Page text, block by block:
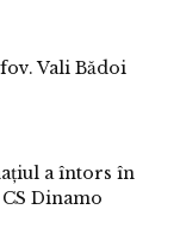
Vali Bădoi
a întors în
Dinamo